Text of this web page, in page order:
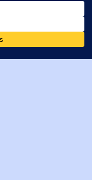
diensten. Door
akkoord met ons